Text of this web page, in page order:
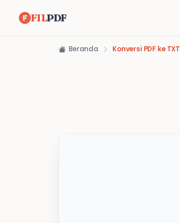
FILPDF
Beranda Konversi PDF ke TXT